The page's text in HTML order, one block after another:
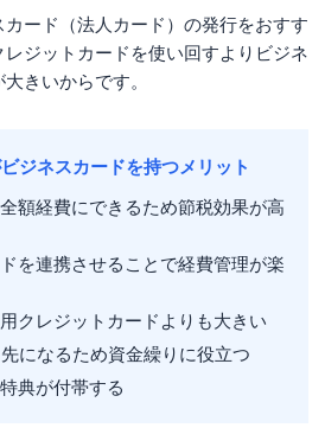
利用したときの経費処理
クレジットカードを作る際のよく
レジットカードを作れない？
カードと法人カードを使い分けるメリ
レジットカードの審査に通りやすくす
のフリーランスでも作れるクレジット
レジットカード作成時に勤務先をどう
ード（法人カード）の発行をおすす
ジットカードを使い回すよりビジネ
きいからです。
ジネスカードを持つメリット
額経費にできるため節税効果が高
を連携させることで経費管理が楽
クレジットカードよりも大きい
になるため資金繰りに役立つ
典が付帯する